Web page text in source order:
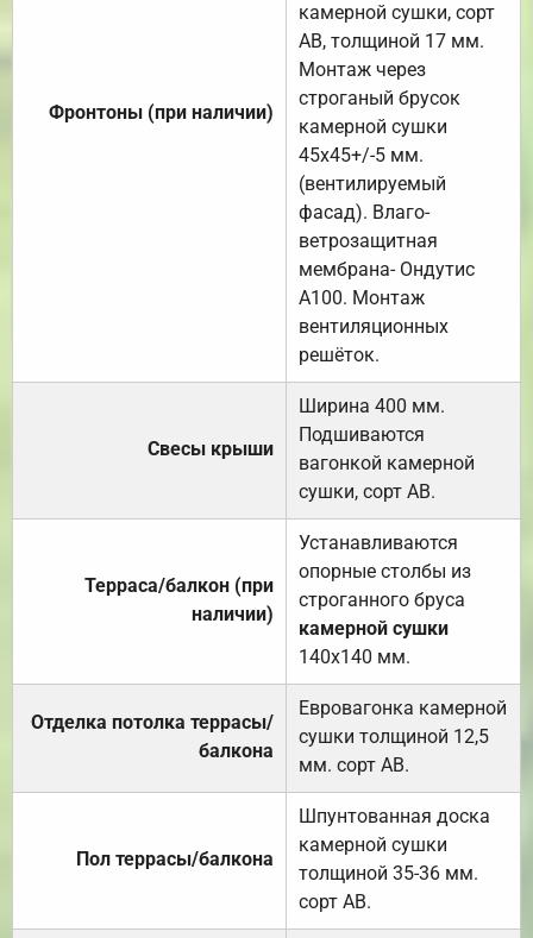
Фронтоны (при наличии)
камерной сушки, сорт
АВ, толщиной 17 мм.
Монтаж через
строганый брусок
камерной сушки
45х45+/-5 мм.
(вентилируемый
фасад). Влаго-
ветрозащитная
мембрана- Ондутис
А100. Монтаж
вентиляционных
решёток.
Свесы крыши
Ширина 400 мм.
Подшиваются
вагонкой камерной
сушки, сорт АВ.
Терраса/балкон (при
наличии)
Устанавливаются
опорные столбы из
строганного бруса
камерной сушки
140х140 мм.
Отделка потолка террасы/
балкона
Евровагонка камерной
сушки толщиной 12,5
мм. сорт АВ.
Пол террасы/балкона
Шпунтованная доска
камерной сушки
толщиной 35-36 мм.
сорт АВ.